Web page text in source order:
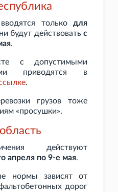
только для
будут действовать с
.
с допустимыми
приводятся в
.
грузов тоже
«просушки».
действуют
апреля по 9-е мая.
нормы зависят от
дорог